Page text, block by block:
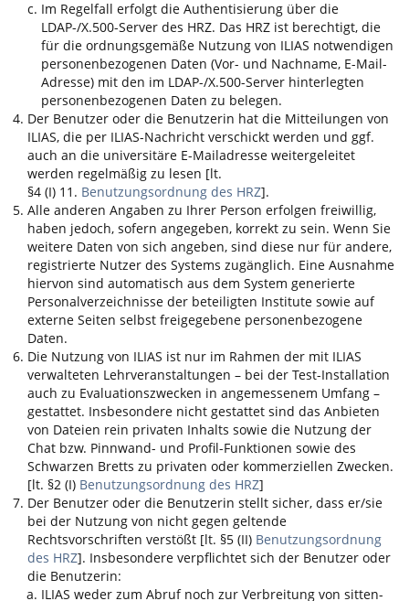
Im Regelfall erfolgt die Authentisierung über die
LDAP-/X.500-Server des HRZ. Das HRZ ist berechtigt, die
für die ordnungsgemäße Nutzung von ILIAS notwendigen
personenbezogenen Daten (Vor- und Nachname, E-Mail-
Adresse) mit den im LDAP-/X.500-Server hinterlegten
personenbezogenen Daten zu belegen.
Der Benutzer oder die Benutzerin hat die Mitteilungen von
ILIAS, die per ILIAS-Nachricht verschickt werden und ggf.
auch an die universitäre E-Mailadresse weitergeleitet
werden regelmäßig zu lesen [lt.
§4 (I) 11. Benutzungsordnung des HRZ].
Alle anderen Angaben zu Ihrer Person erfolgen freiwillig,
haben jedoch, sofern angegeben, korrekt zu sein. Wenn Sie
weitere Daten von sich angeben, sind diese nur für andere,
registrierte Nutzer des Systems zugänglich. Eine Ausnahme
hiervon sind automatisch aus dem System generierte
Personalverzeichnisse der beteiligten Institute sowie auf
externe Seiten selbst freigegebene personenbezogene
Daten.
Die Nutzung von ILIAS ist nur im Rahmen der mit ILIAS
verwalteten Lehrveranstaltungen – bei der Test-Installation
auch zu Evaluationszwecken in angemessenem Umfang –
gestattet. Insbesondere nicht gestattet sind das Anbieten
von Dateien rein privaten Inhalts sowie die Nutzung der
Chat bzw. Pinnwand- und Profil-Funktionen sowie des
Schwarzen Bretts zu privaten oder kommerziellen Zwecken.
[lt. §2 (I) Benutzungsordnung des HRZ]
Der Benutzer oder die Benutzerin stellt sicher, dass er/sie
bei der Nutzung von nicht gegen geltende
Rechtsvorschriften verstößt [lt. §5 (II) Benutzungsordnung
des HRZ]. Insbesondere verpflichtet sich der Benutzer oder
die Benutzerin:
ILIAS weder zum Abruf noch zur Verbreitung von sitten-